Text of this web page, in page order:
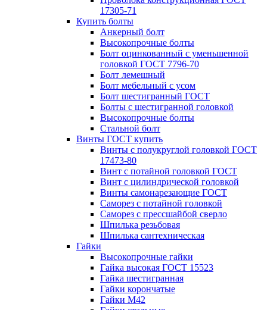
17305-71
Купить болты
Анкерный болт
Высокопрочные болты
Болт оцинкованный с уменьшенной
головкой ГОСТ 7796-70
Болт лемешный
Болт мебельный с усом
Болт шестигранный ГОСТ
Болты с шестигранной головкой
Высокопрочные болты
Стальной болт
Винты ГОСТ купить
Винты с полукруглой головкой ГОСТ
17473-80
Винт с потайной головкой ГОСТ
Винт с цилиндрической головкой
Винты самонарезающие ГОСТ
Саморез с потайной головкой
Саморез с прессшайбой сверло
Шпилька резьбовая
Шпилька сантехническая
Гайки
Высокопрочные гайки
Гайка высокая ГОСТ 15523
Гайка шестигранная
Гайки корончатые
Гайки М42